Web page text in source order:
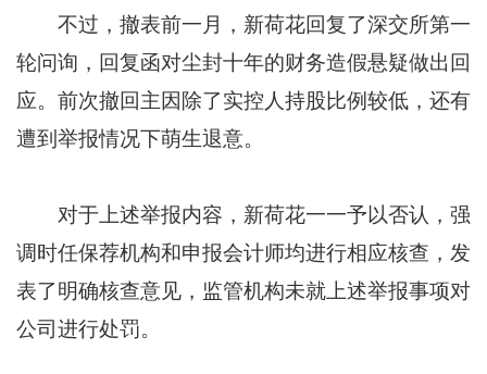
不过，撤表前一月，新荷花回复了深交所第一
轮问询，回复函对尘封十年的财务造假悬疑做出回
应。前次撤回主因除了实控人持股比例较低，还有
遭到举报情况下萌生退意。
对于上述举报内容，新荷花一一予以否认，强
调时任保荐机构和申报会计师均进行相应核查，发
表了明确核查意见，监管机构未就上述举报事项对
公司进行处罚。